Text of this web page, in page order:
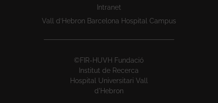
Intranet
Vall d’Hebron Barcelona Hospital Campus
©FIR-HUVH Fundació
Institut de Recerca
Hospital Universitari Vall
d'Hebron